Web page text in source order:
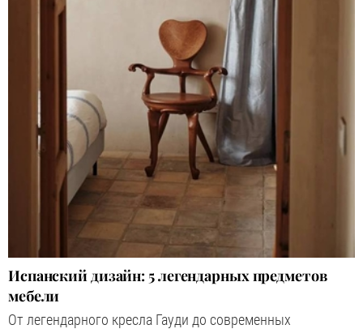
Испанский дизайн: 5 легендарных предметов
мебели
От легендарного кресла Гауди до современных